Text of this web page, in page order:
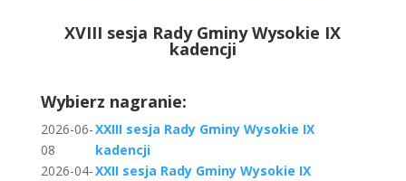
XVIII sesja Rady Gminy Wysokie IX
kadencji
Wybierz nagranie:
2026-06-
08
XXIII sesja Rady Gminy Wysokie IX
kadencji
2026-04-XXII sesja Rady Gminy Wysokie IX